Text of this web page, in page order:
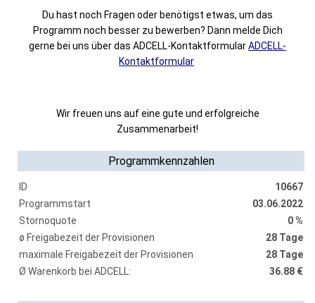
Du hast noch Fragen oder benötigst etwas, um das
Programm noch besser zu bewerben? Dann melde Dich
gerne bei uns über das ADCELL-KontaktformularADCELL-
Kontaktformular
Wir freuen uns auf eine gute und erfolgreiche
Zusammenarbeit!
Programmkennzahlen
ID
10667
Programmstart
03.06.2022
Stornoquote
0 %
ø Freigabezeit der Provisionen
28 Tage
maximale Freigabezeit der Provisionen
28 Tage
Ø Warenkorb bei ADCELL:
36.88 €